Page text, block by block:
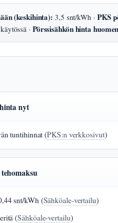
(keskihinta): 3,5 snt/kWh · PKS
· Pörssisähkön hinta
nyt
tuntihinnat (PKS:n verkkosivut)
snt/kWh (Sähköale-vertailu)
(Sähköale-vertailu)